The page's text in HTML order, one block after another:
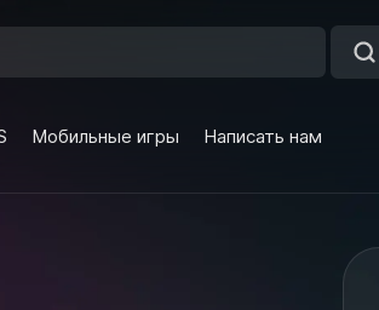
Мобильные игры Написать нам